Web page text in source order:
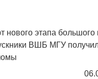
нового этапа большого
ВШБ МГУ